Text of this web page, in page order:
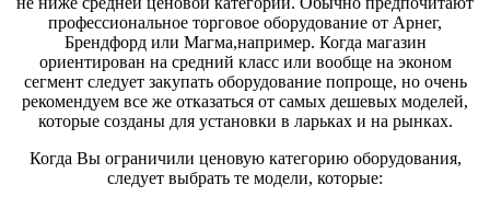
профессиональное торговое оборудование от Арнег,
Брендфорд или Магма,например. Когда магазин
ориентирован на средний класс или вообще на эконом
сегмент следует закупать оборудование попроще, но очень
рекомендуем все же отказаться от самых дешевых моделей,
которые созданы для установки в ларьках и на рынках.
Когда Вы ограничили ценовую категорию оборудования,
следует выбрать те модели, которые: